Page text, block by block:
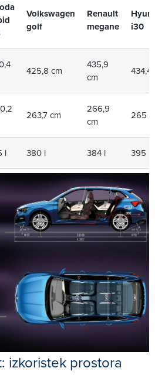
Volkswagen
golf
Renault
megane
i30
425,8 cm
435,9
cm
434,4
263,7 cm
266,9
cm
265
l 380 l 384 l 395 l
izkoristek prostora